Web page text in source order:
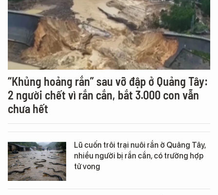
“Khủng hoảng rắn” sau vỡ đập ở Quảng Tây:
2 người chết vì rắn cắn, bắt 3.000 con vẫn
chưa hết
Lũ cuốn trôi trại nuôi rắn ở Quảng Tây,
nhiều người bị rắn cắn, có trường hợp
tử vong